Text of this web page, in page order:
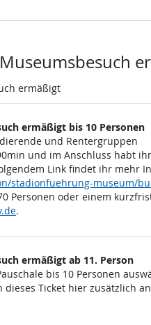
ermäßigt
ermäßigt bis 10 Personen
und Rentergruppen
und im Anschluss habt
Link findet ihr mehr
stadionfuehrung-museum/
Personen oder einem
.
ermäßigt ab 11. Person
bis 10 Personen
dieses Ticket hier zusätzlich